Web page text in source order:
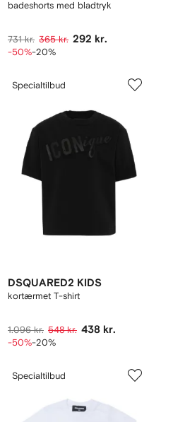
badeshorts med bladtryk
731 kr. 365 kr. 292 kr.
-50%-20%
Specialtilbud
DSQUARED2 KIDS
kortærmet T-shirt
1.096 kr. 548 kr. 438 kr.
-50%-20%
Specialtilbud